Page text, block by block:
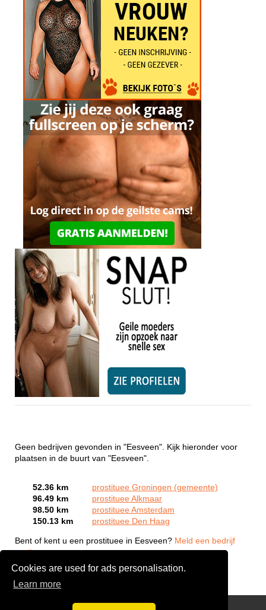
Cookies are used for ads personalisation.
Learn more
Geen bedrijven gevonden in "Eesveen". Kijk hieronder voor
plaatsen in de buurt van "Eesveen".
52.36 km
prostituee Groningen (gemeente)
96.49 km
prostituee Alkmaar
98.50 km
prostituee Amsterdam
150.13 km
prostituee Den Haag
Bent of kent u een prostituee in Eesveen? Meld een bedrijf
gratis aan